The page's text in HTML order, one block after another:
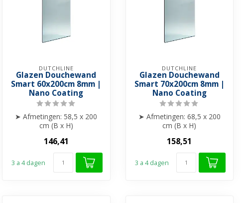
DUTCHLINE
Glazen Douchewand
Smart 60x200cm 8mm |
Nano Coating
➤ Afmetingen: 58,5 x 200
cm (B x H)
glas
➤ Helder gla...
146,41
3 a 4 dagen
DUTCHLINE
Glazen Douchewand
Smart 70x200cm 8mm |
Nano Coating
➤ Afmetingen: 68,5 x 200
cm (B x H)
glas
➤ Helder gla...
158,51
3 a 4 dagen